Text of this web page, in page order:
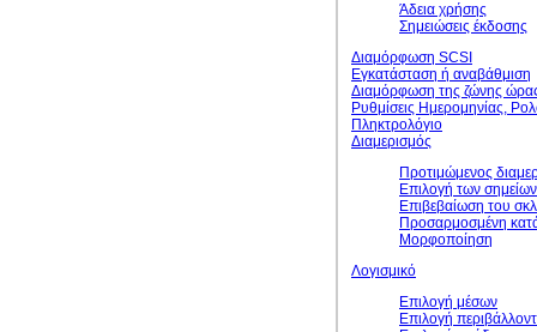
Άδεια χρήσης
Σημειώσεις έκδοσης
Διαμόρφωση SCSI
Εγκατάσταση ή αναβάθμιση
Διαμόρφωση της ζώνης
Ρυθμίσεις Ημερομηνίας,
Πληκτρολόγιο
Διαμερισμός
Προτιμώμενος
Επιλογή των
Επιβεβαίωση του
Προσαρμοσμένη
Μορφοποίηση
Λογισμικό
Επιλογή μέσων
Επιλογή